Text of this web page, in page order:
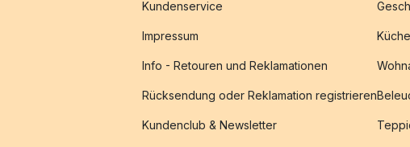
Kundenservice
Impressum
Info - Retouren und Reklamationen
Rücksendung oder Reklamation registrieren
Kundenclub & Newsletter